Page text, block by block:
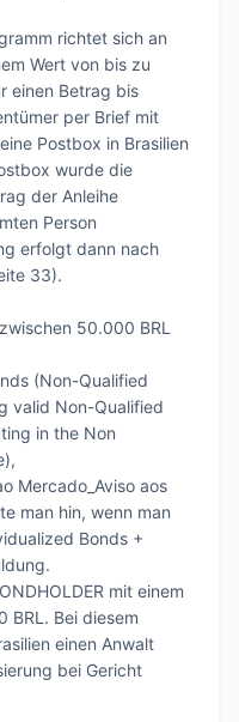
richtet sich an
Wert von bis zu
einen Betrag bis
per Brief mit
Postbox in Brasilien
wurde die
der Anleihe
Person
erfolgt dann nach
33).
(Non-Qualified
valid Non-Qualified
in the Non
Mercado_Aviso aos
man hin, wenn man
Bonds +
mit einem
BRL. Bei diesem
einen Anwalt
bei Gericht